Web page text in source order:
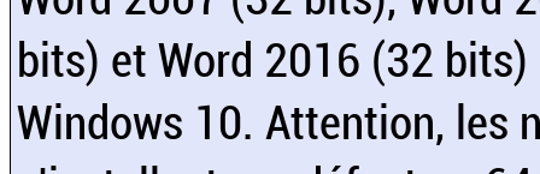
bits) et Word 2016 (32
Windows 10. Attention, les